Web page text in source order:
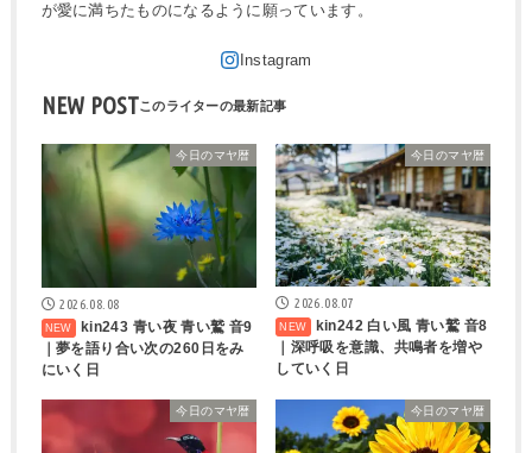
が愛に満ちたものになるように願っています。
NEW POST
今日のマヤ暦
2026.08.08
kin243 青い夜 青い鷲 音9
｜夢を語り合い次の260日をみ
にいく日
今日のマヤ暦
2026.08.07
kin242 白い風 青い鷲 音8
｜深呼吸を意識、共鳴者を増や
していく日
今日のマヤ暦 今日のマヤ暦